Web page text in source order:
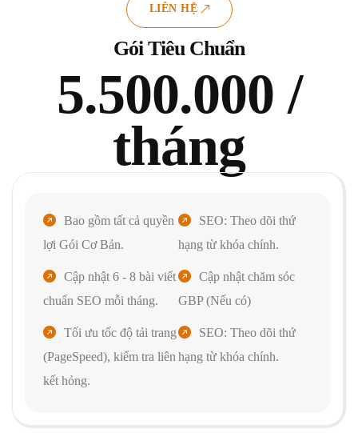
LIÊN HỆ
Gói Tiêu Chuẩn
5.500.000 /
tháng
Bao gồm tất cả quyền
lợi Gói Cơ Bản.
Cập nhật 6 - 8 bài viết
chuẩn SEO mỗi tháng.
Tối ưu tốc độ tải trang
(PageSpeed), kiểm tra liên
kết hỏng.
SEO: Theo dõi thứ
hạng từ khóa chính.
Cập nhật chăm sóc
GBP (Nếu có)
SEO: Theo dõi thứ
hạng từ khóa chính.